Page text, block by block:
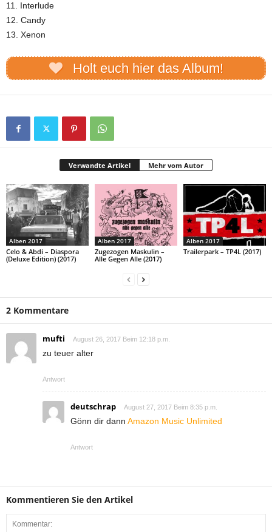
11. Interlude
12. Candy
13. Xenon
Holt euch hier das Album!
Verwandte Artikel Mehr vom Autor
Alben 2017
Celo & Abdi – Diaspora
(Deluxe Edition) (2017)
Alben 2017
Zugezogen Maskulin –
Alle Gegen Alle (2017)
Alben 2017
Trailerpark – TP4L (2017)
2 Kommentare
mufti August 26, 2017 Beim 12:18 p.m.
zu teuer alter
Antwort
deutschrap August 27, 2017 Beim 8:35 p.m.
Gönn dir dann Amazon Music Unlimited
Antwort
Kommentieren Sie den Artikel